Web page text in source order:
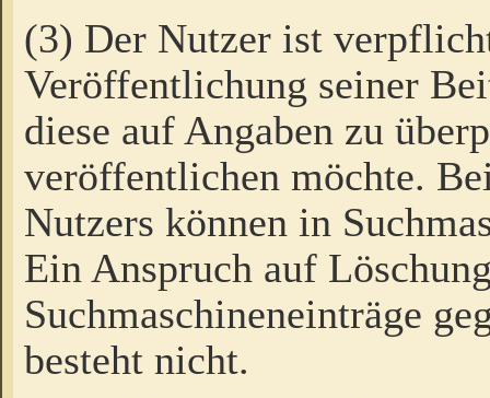
(3) Der Nutzer ist
Veröffentlichung seiner
diese auf Angaben zu
veröffentlichen möchte.
Nutzers können in
Ein Anspruch auf
Suchmaschineneinträge
besteht nicht.